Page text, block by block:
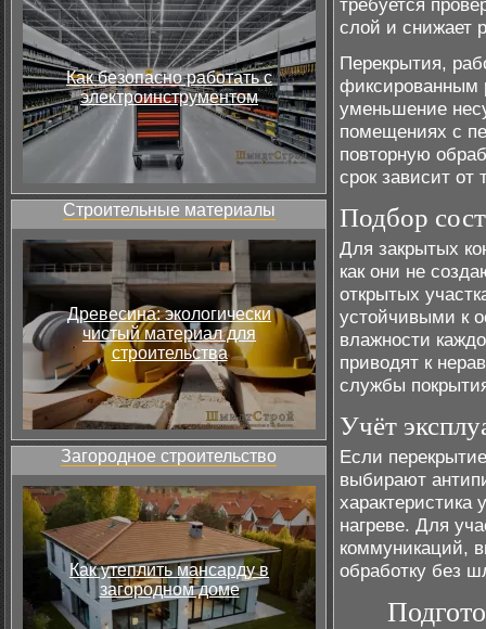
Как безопасно работать с
электроинструментом
Строительные материалы
Древесина: экологически
чистый материал для
строительства
Загородное строительство
Как утеплить мансарду в
загородном доме
требуется
слой и снижает
Перекрытия,
фиксированным
уменьшение
помещениях с
повторную
срок зависит
Подбор
Для закрытых
как они не
открытых
устойчивыми к
влажности
приводят к
службы
Учёт
Если
выбирают
нагреве. Для
коммуникаций,
обработку без